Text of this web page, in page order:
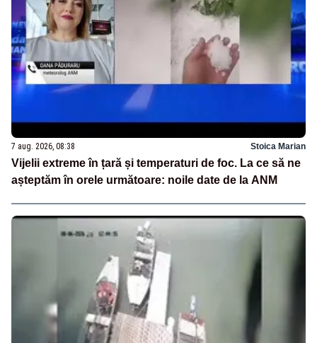
7 aug. 2026, 08:38 Stoica Marian
Vijelii extreme în țară și temperaturi de foc. La ce să ne
așteptăm în orele următoare: noile date de la ANM